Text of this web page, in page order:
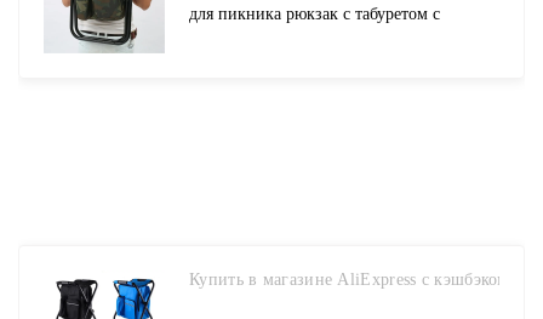
для пикника рюкзак с табуретом с
Купить в магазине AliExpress с кэшбэком